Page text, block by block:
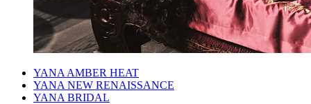
YANA AMBER HEAT
YANA NEW RENAISSANCE
YANA BRIDAL